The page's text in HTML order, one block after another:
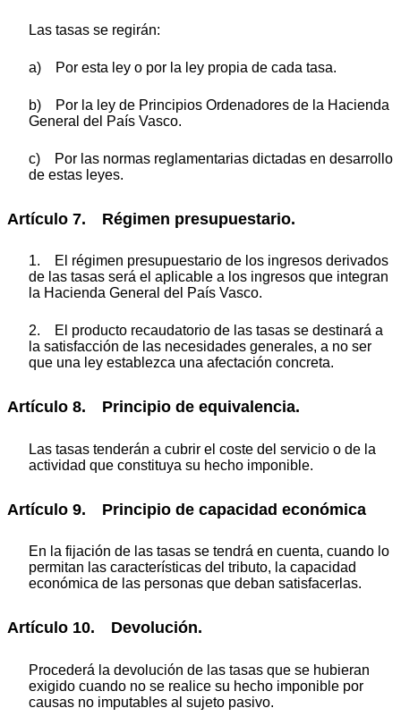
Las tasas se regirán:
a) Por esta ley o por la ley propia de cada tasa.
b) Por la ley de Principios Ordenadores de la Hacienda
General del País Vasco.
c) Por las normas reglamentarias dictadas en desarrollo
de estas leyes.
Artículo 7. Régimen presupuestario.
1. El régimen presupuestario de los ingresos derivados
de las tasas será el aplicable a los ingresos que integran
la Hacienda General del País Vasco.
2. El producto recaudatorio de las tasas se destinará a
la satisfacción de las necesidades generales, a no ser
que una ley establezca una afectación concreta.
Artículo 8. Principio de equivalencia.
Las tasas tenderán a cubrir el coste del servicio o de la
actividad que constituya su hecho imponible.
Artículo 9. Principio de capacidad económica
En la fijación de las tasas se tendrá en cuenta, cuando lo
permitan las características del tributo, la capacidad
económica de las personas que deban satisfacerlas.
Artículo 10. Devolución.
Procederá la devolución de las tasas que se hubieran
exigido cuando no se realice su hecho imponible por
causas no imputables al sujeto pasivo.